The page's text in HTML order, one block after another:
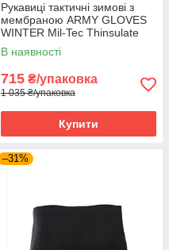
Рукавиці тактичні зимові з
мембраною ARMY GLOVES
WINTER Mil-Tec Thinsulate
Oliva 12520801
В наявності
715 ₴/упаковка
1 035 ₴/упаковка
Купити
–31%